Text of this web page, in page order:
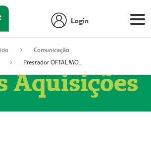
Login
Comunicação
Prestador OFTALMOCLÍNICA SÃO GONÇALO (55004164-2)
Aquisições